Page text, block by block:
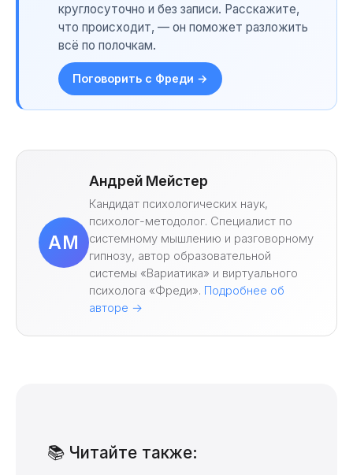
круглосуточно и без записи. Расскажите,
что происходит, — он поможет разложить
всё по полочкам.
Поговорить с Фреди →
АМ
Андрей Мейстер
Кандидат психологических наук,
психолог-методолог. Специалист по
системному мышлению и разговорному
гипнозу, автор образовательной
системы «Вариатика» и виртуального
психолога «Фреди». Подробнее об
авторе →
📚 Читайте также: